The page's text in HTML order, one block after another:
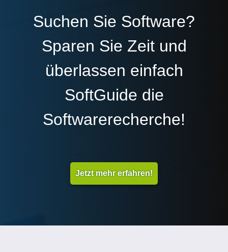
Suchen Sie Software?
Sparen Sie Zeit und
überlassen einfach
SoftGuide die
Softwarerecherche!
Jetzt mehr erfahren!